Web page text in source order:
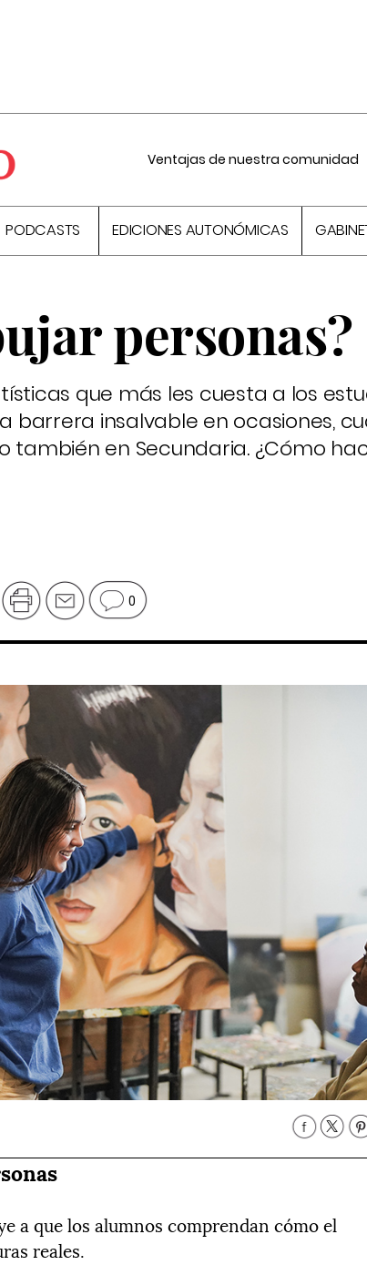
Ventajas de nuestra comunidad
PODCASTS EDICIONES AUTONÓMICAS
personas?
que más les cuesta a los
barrera insalvable en ocasiones,
también en Secundaria. ¿Cómo
0
a que los alumnos comprendan cómo el
reales.